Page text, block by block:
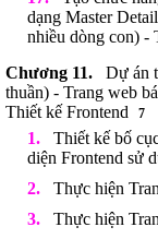
dạng Master
nhiều dòng con) -
Dự án
thuần) - Trang web
Thiết kế Frontend
7
Thiết kế bố
diện Frontend sử
Thực hiện
Thực hiện